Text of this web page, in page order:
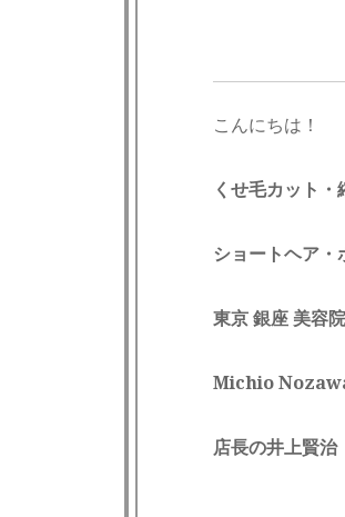
こんにちは！
くせ毛カット
ショートヘア・
東京 銀座 美容
Michio
店長の井上賢治